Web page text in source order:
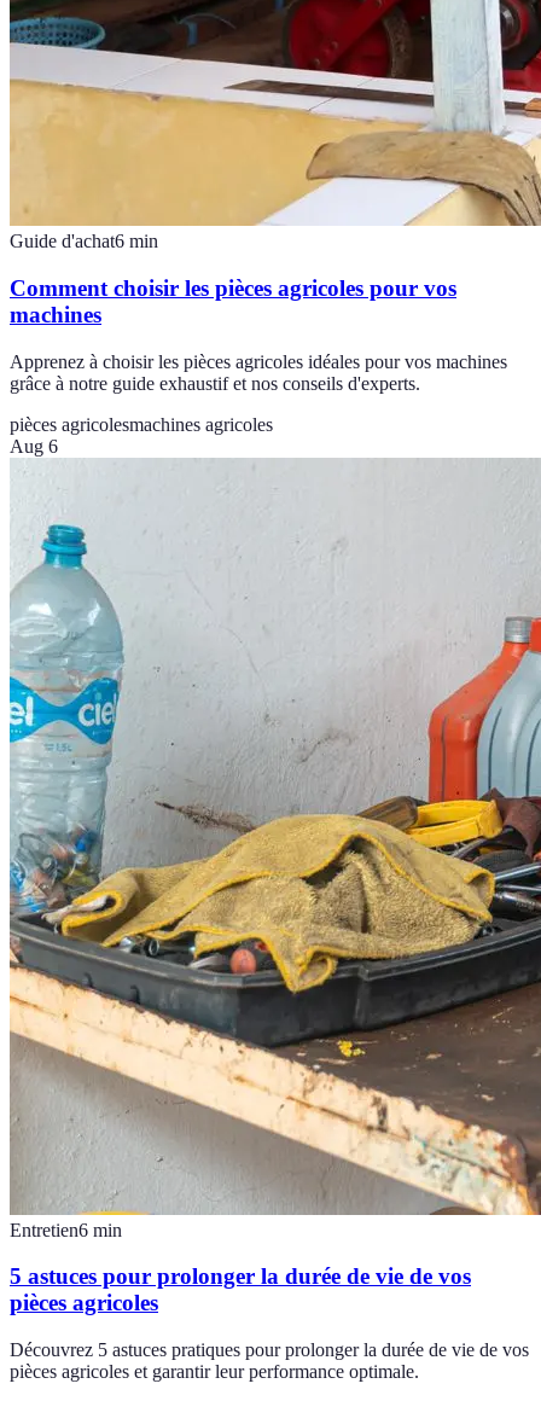
Guide d'achat6 min
Comment choisir les pièces agricoles pour vos
machines
Apprenez à choisir les pièces agricoles idéales pour vos machines
grâce à notre guide exhaustif et nos conseils d'experts.
pièces agricolesmachines agricoles
Aug 6
Entretien6 min
5 astuces pour prolonger la durée de vie de vos
pièces agricoles
Découvrez 5 astuces pratiques pour prolonger la durée de vie de vos
pièces agricoles et garantir leur performance optimale.